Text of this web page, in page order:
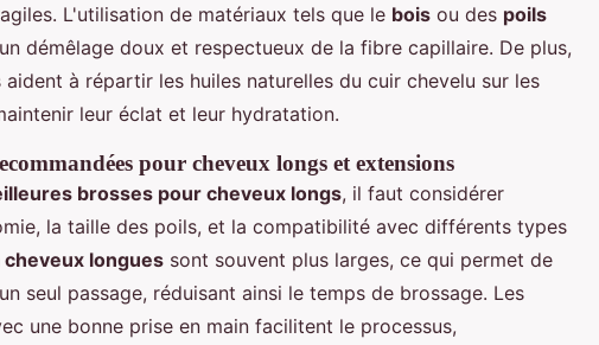
L'utilisation de matériaux tels que le bois ou des poils
démêlage doux et respectueux de la fibre capillaire. De plus,
à répartir les huiles naturelles du cuir chevelu sur les
leur éclat et leur hydratation.
pour cheveux longs et extensions
brosses pour cheveux longs, il faut considérer
la taille des poils, et la compatibilité avec différents types
cheveux longues sont souvent plus larges, ce qui permet de
seul passage, réduisant ainsi le temps de brossage. Les
une bonne prise en main facilitent le processus,